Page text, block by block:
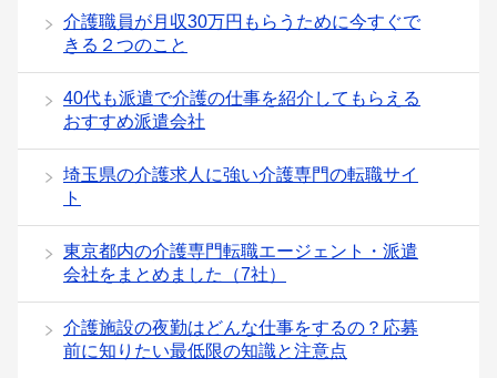
介護職員が月収30万円もらうために今すぐで
きる２つのこと
40代も派遣で介護の仕事を紹介してもらえる
おすすめ派遣会社
埼玉県の介護求人に強い介護専門の転職サイ
ト
東京都内の介護専門転職エージェント・派遣
会社をまとめました（7社）
介護施設の夜勤はどんな仕事をするの？応募
前に知りたい最低限の知識と注意点